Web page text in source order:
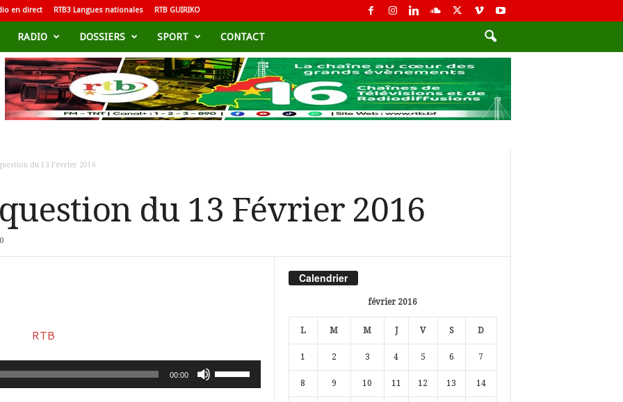
en direct RTB3 Langues nationales RTB GUIRIKO
RADIO DOSSIERS SPORT CONTACT
du 13 Février 2016
du 13 Février 2016
0
00:00
Utilisez
les
Calendrier
février 2016
L M M J V S D
1 2 3 4 5 6 7
8 9 10 11 12 13 14